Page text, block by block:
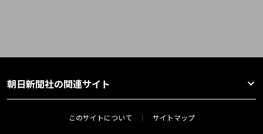
朝日新聞社の関連サイト
このサイトについて サイトマップ